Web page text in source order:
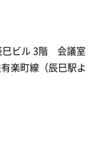
巳ビル 3階 会議室
楽町線（辰巳駅よ